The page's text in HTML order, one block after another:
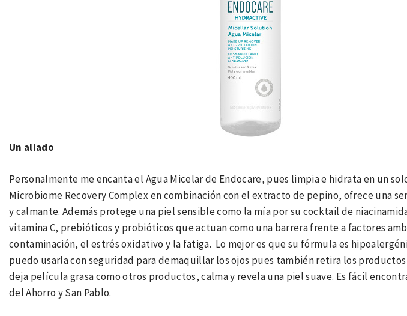
Un aliado
Personalmente me encanta el Agua Micelar de Endocare, pues limpia e hidrata en un
Microbiome Recovery Complex en combinación con el extracto de pepino, ofrece una
y calmante. Además protege una piel sensible como la mía por su cocktail de
vitamina C, prebióticos y probióticos que actuan como una barrera frente a factores
contaminación, el estrés oxidativo y la fatiga. Lo mejor es que su fórmula es
puedo usarla con seguridad para demaquillar los ojos pues también retira los
deja película grasa como otros productos, calma y revela una piel suave. Es fácil
del Ahorro y San Pablo.